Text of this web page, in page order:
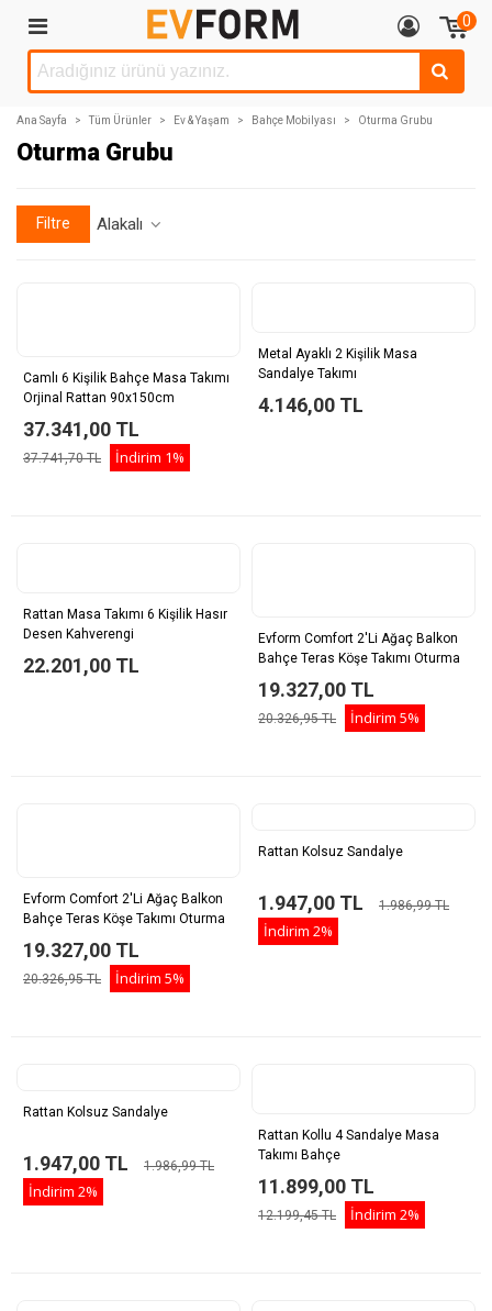
0
Ana Sayfa > Tüm Ürünler > Ev & Yaşam > Bahçe Mobilyası > Oturma Grubu
Oturma Grubu
Filtre Alakalı
Camlı 6 Kişilik Bahçe Masa Takımı
Orjinal Rattan 90x150cm
37.341,00 TL
37.741,70 TL İndirim 1%
Metal Ayaklı 2 Kişilik Masa
Sandalye Takımı
4.146,00 TL
Rattan Masa Takımı 6 Kişilik Hasır
Desen Kahverengi
22.201,00 TL
Evform Comfort 2'li Ağaç Balkon
Bahçe Teras Köşe Takımı Oturma
19.327,00 TL
20.326,95 TL İndirim 5%
Evform Comfort 2'li Ağaç Balkon
Bahçe Teras Köşe Takımı Oturma
19.327,00 TL
20.326,95 TL İndirim 5%
Rattan Kolsuz Sandalye
1.947,00 TL 1.986,99 TL
İndirim 2%
Rattan Kolsuz Sandalye
1.947,00 TL 1.986,99 TL
İndirim 2%
Rattan Kollu 4 Sandalye Masa
Takımı Bahçe
11.899,00 TL
12.199,45 TL İndirim 2%